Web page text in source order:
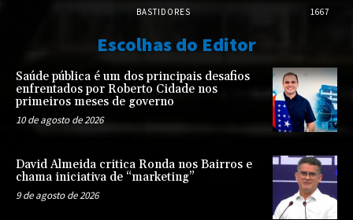
BASTIDORES
1667
Escolhas do Editor
Saúde pública é um dos principais desafios
enfrentados por Roberto Cidade nos
primeiros meses de governo
10 de agosto de 2026
David Almeida critica Ronda nos Bairros e
chama iniciativa de “marketing”
9 de agosto de 2026